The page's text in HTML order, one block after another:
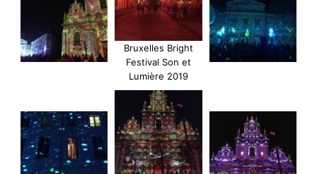
Bruxelles Bright
Festival Son et
Lumière 2019